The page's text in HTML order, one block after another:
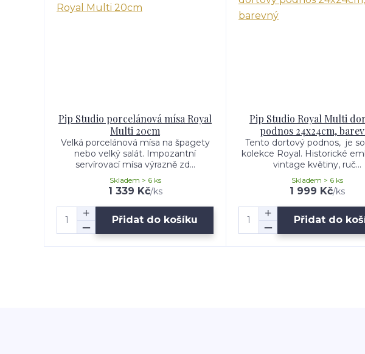
Pip Studio porcelánová mísa Royal
Multi 20cm
Velká porcelánová mísa na špagety
nebo velký salát. Impozantní
servírovací mísa výrazně zd...
1 339 Kč/ks
Skladem > 6 ks
Přidat do košíku
Pip Studio Royal Multi
podnos 24x24cm,
Tento dortový podnos, je
kolekce Royal. Historické
vintage květiny, ruč...
1 999 Kč/ks
Skladem > 6 ks
Přidat do